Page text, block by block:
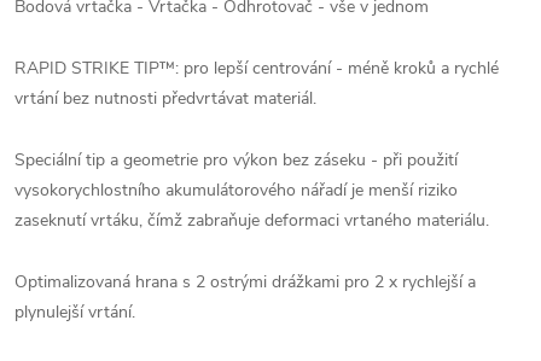
Bodová vrtačka - Vrtačka - Odhrotovač - vše v jednom
RAPID STRIKE TIP™: pro lepší centrování - méně kroků a rychlé
vrtání bez nutnosti předvrtávat materiál.
Speciální tip a geometrie pro výkon bez záseku - při použití
vysokorychlostního akumulátorového nářadí je menší riziko
zaseknutí vrtáku, čímž zabraňuje deformaci vrtaného materiálu.
Optimalizovaná hrana s 2 ostrými drážkami pro 2 x rychlejší a
plynulejší vrtání.